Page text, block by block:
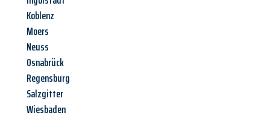
Koblenz
Moers
Neuss
Osnabrück
Regensburg
Salzgitter
Wiesbaden